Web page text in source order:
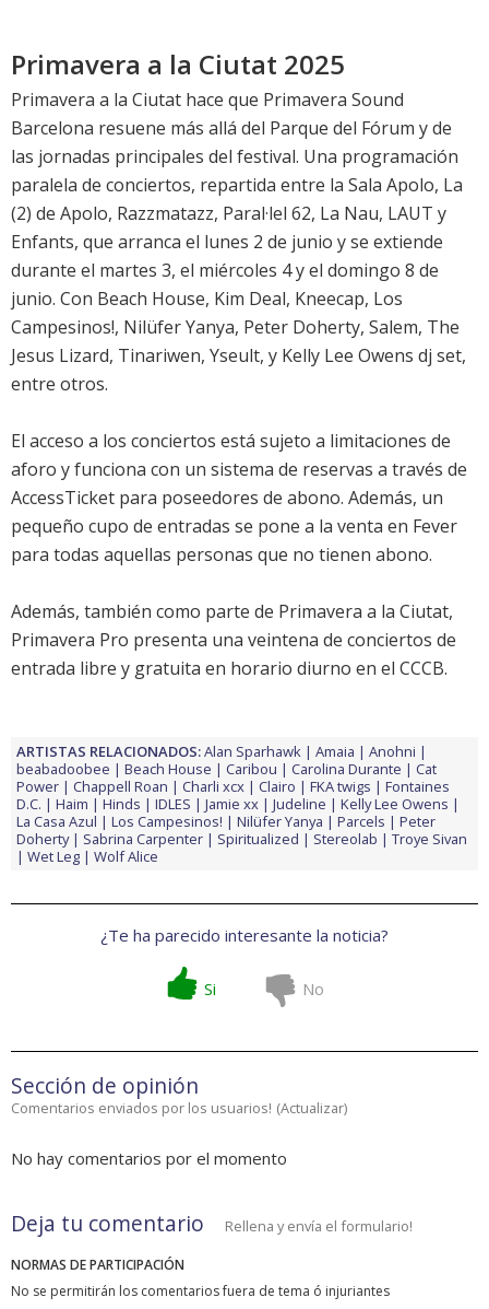
Primavera a la Ciutat 2025
Primavera a la Ciutat hace que Primavera Sound
Barcelona resuene más allá del Parque del Fórum y de
las jornadas principales del festival. Una programación
paralela de conciertos, repartida entre la Sala Apolo, La
(2) de Apolo, Razzmatazz, Paral·lel 62, La Nau, LAUT y
Enfants, que arranca el lunes 2 de junio y se extiende
durante el martes 3, el miércoles 4 y el domingo 8 de
junio. Con Beach House, Kim Deal, Kneecap, Los
Campesinos!, Nilüfer Yanya, Peter Doherty, Salem, The
Jesus Lizard, Tinariwen, Yseult, y Kelly Lee Owens dj set,
entre otros.
El acceso a los conciertos está sujeto a limitaciones de
aforo y funciona con un sistema de reservas a través de
AccessTicket para poseedores de abono. Además, un
pequeño cupo de entradas se pone a la venta en Fever
para todas aquellas personas que no tienen abono.
Además, también como parte de Primavera a la Ciutat,
Primavera Pro presenta una veintena de conciertos de
entrada libre y gratuita en horario diurno en el CCCB.
ARTISTAS RELACIONADOS:Alan Sparhawk Amaia
Anohni
beabadoobee
Beach House Caribou Carolina Durante
Cat
Power
Chappell Roan Charli xcx Clairo FKA twigs
Fontaines
D.C.
Haim Hinds IDLES Jamie xx Judeline
Kelly Lee Owens
La Casa Azul
Los Campesinos! Nilüfer Yanya Parcels
Peter
Doherty
Sabrina Carpenter Spiritualized Stereolab
Troye Sivan
Wet Leg
Wolf Alice
¿Te ha parecido interesante la noticia?
Si No
Sección de opinión
Comentarios enviados por los usuarios! (Actualizar)
No hay comentarios por el momento
Deja tu comentario Rellena y envía el formulario!
NORMAS DE PARTICIPACIÓN
No se permitirán los comentarios fuera de tema ó injuriantes